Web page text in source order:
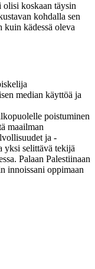
olisi koskaan täysin
n kohdalla sen
kuin kädessä oleva
median käyttöä ja
poistuminen
maailman
ja -
yksi selittävä tekijä
Palaan Palestiinaan
innoissani oppimaan